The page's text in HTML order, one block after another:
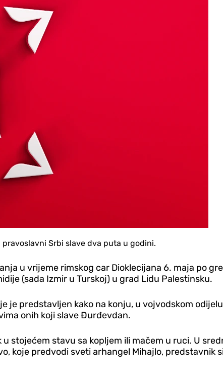
Srbi slave dva puta u godini.
u vrijeme rimskog car Dioklecijana 6. maja po
(sada Izmir u Turskoj) u grad Lidu Palestinsku.
je predstavljen kako na konju, u vojvodskom
onih koji slave Đurđevdan.
stojećem stavu sa kopljem ili mačem u ruci. U
koje predvodi sveti arhangel Mihajlo, predstavnik